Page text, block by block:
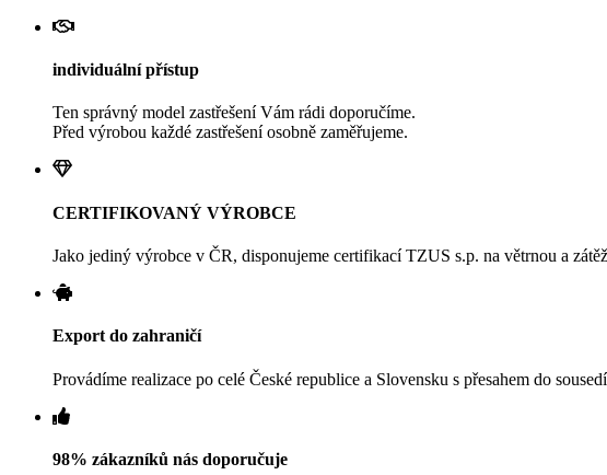
individuální přístup
Ten správný model zastřešení Vám rádi doporučíme.
Před výrobou každé zastřešení osobně zaměřujeme.
CERTIFIKOVANÝ VÝROBCE
Jako jediný výrobce v ČR, disponujeme certifikací TZUS s.p. na větrnou a
Export do zahraničí
Provádíme realizace po celé České republice a Slovensku s přesahem do
98% zákazníků nás doporučuje